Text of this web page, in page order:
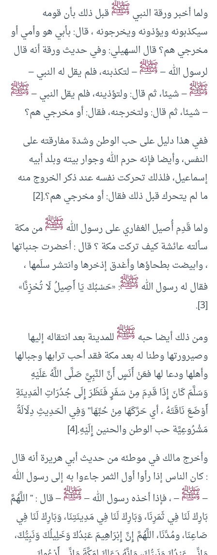
ولما أخبر ورقة النبيﷺقبل ذلك بأن قومه
سيكذبونه ويؤذونه ويخرجونه ، قال: بأبي هو وأمي أو
مخرجي هم؟ قال السهيلي: وفي حديث ورقة أنه قال
لرسول الله –ﷺ– لتكذبنه، فلم يقل له النبي –
ﷺ– شيئا، ثم قال: ولتؤذينه، فلم يقل النبي –ﷺ
– شيئا، ثم قال: ولتخرجنه، فقال: أو مخرجي هم؟
ففي هذا دليل على حب الوطن وشدة مفارقته على
النفس، وأيضا فإنه حرم الله وجوار بيته وبلد أبيه
إسماعيل، فلذلك تحركت نفسه عند ذكر الخروج منه
ما لم يتحرك قبل ذلك فقال: أو مخرجي هم؟.[2]
ولما قَدِم أُصيل الغفاري على رسول اللهﷺمن مكة
سألته عائشة كيف تركت مكة ؟ قال : أخضرت جنباتها
، وابيضت بطحاؤها وأغدق إذخرها وانتشر سلَمها ،
فقال له رسول اللهﷺ: «حَسْبُكَ يَا أَصِيلُ لَا تُحْزِنَّا»
[3]
.
ومن ذلك أيضا حبهﷺللمدينة بعد انتقاله إليها
وصيرورتها وطنا له بعد مكة فقد أحب ترابها وجبالها
وأهلها ودعا لها فعَنْ أَنَسٍ أَنَّ النَّبِيَّ صَلَّى اللَّهُ عَلَيْهِ
وَسَلَّمَ كَانَ إِذَا قَدِمَ مِنْ سَفَرٍ فَنَظَرَ إِلَى جُدُرَاتِ الْمَدِينَةِ
أَوْضَعَ نَاقَتَهُ ، أي حَرَّكَهَا مِنْ حُبِّهَا” وَفِي الْحَدِيثِ دِلَالَةٌ
مَشْرُوعِيَّة حب الوطن والحنين إِلَيْهِ.[4]
وأخرج مالك في موطئه من حديث أبي هريرة أنه قال
: كان الناس إذا رأوا أول الثمر جاءوا به إلى رسول الله
–ﷺ– ، فإذا أخذه رسول الله –ﷺ– قال : ” اللَّهُمَّ
بَارِكْ لَنَا فِي ثَمَرِنَا، وَبَارِكْ لَنَا فِي مَدِينَتِنَا، وَبَارِكْ لَنَا فِي
صَاعِنَا، ومُدِّنَا، اللَّهُمَّ إِنَّ إِبْرَاهِيمَ عَبْدُكَ وَخَلِيلُكَ وَنَبِيُّكَ،